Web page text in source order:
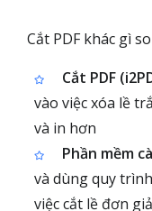
Cắt PDF khác gì
Cắt PDF
vào việc xóa lề
và in hơn
Phần mềm
và dùng quy
việc cắt lề đơn